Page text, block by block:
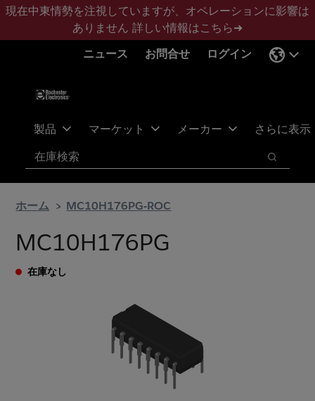
メ
ン
フ
タ
現在中東情勢を注視していますが、オペレーションに影響は
ありません 詳しい情報はこちら➜
ニュース
お問合せ ログイン
製品 マーケット メーカー さらに表示
検索
検索
ホーム MC10H176PG-ROC
MC10H176PG
在庫なし